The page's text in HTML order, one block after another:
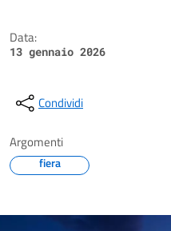
Data:
13 gennaio 2026
Condividi
Argomenti
fiera